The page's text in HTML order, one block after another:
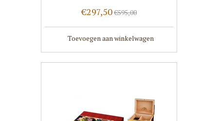
€297,50 €595,00
Toevoegen aan winkelwagen